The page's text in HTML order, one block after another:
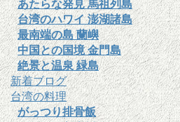
あたらな発見 馬祖列島
台湾のハワイ 澎湖諸島
最南端の島 蘭嶼
中国との国境 金門島
絶景と温泉 緑島
新着ブログ
台湾の料理
がっつり排骨飯